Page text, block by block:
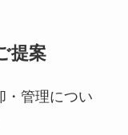
提案
・管理につい